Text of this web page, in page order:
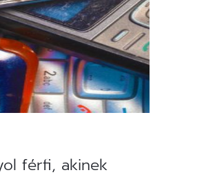
férfi, akinek